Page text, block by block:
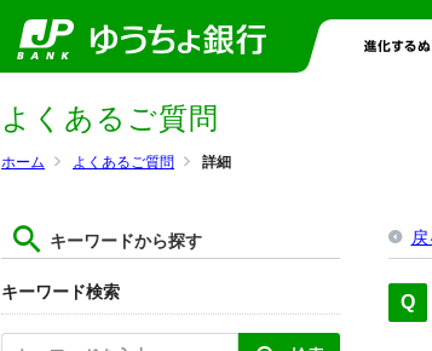
ホーム よくあるご質問 詳細
よくあるご質問
キーワードから探す
キーワード検索